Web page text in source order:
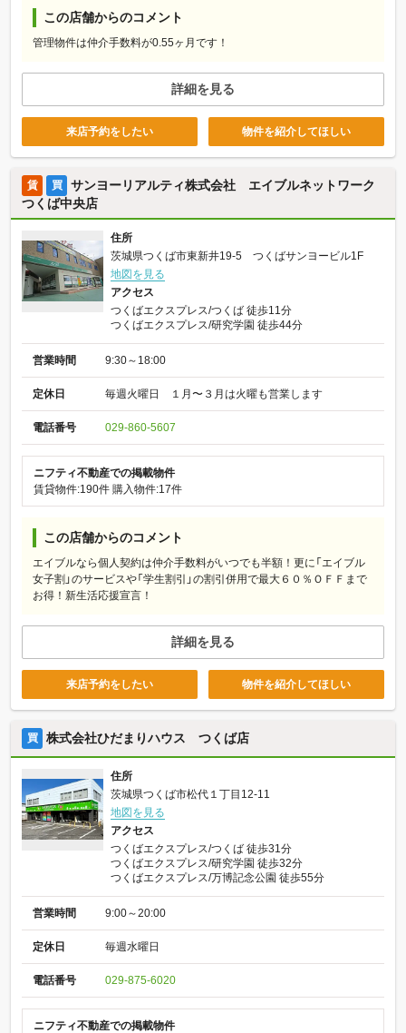
この店舗からのコメント
管理物件は仲介手数料が0.55ヶ月です！
詳細を見る
来店予約をしたい 物件を紹介してほしい
賃 買
サンヨーリアルティ株式会社 エイブルネットワーク
つくば中央店
住所
茨城県つくば市東新井19-5 つくばサンヨービル1F
地図を見る
アクセス
つくばエクスプレス/つくば 徒歩11分
つくばエクスプレス/研究学園 徒歩44分
営業時間 9:30～18:00
定休日 毎週火曜日 １月〜３月は火曜も営業します
電話番号 029-860-5607
ニフティ不動産での掲載物件
賃貸物件:190件 購入物件:17件
この店舗からのコメント
エイブルなら個人契約は仲介手数料がいつでも半額！更に「エイブル
女子割」のサービスや「学生割引」の割引併用で最大６０％ＯＦＦまで
お得！新生活応援宣言！
詳細を見る
来店予約をしたい 物件を紹介してほしい
買 株式会社ひだまりハウス つくば店
住所
茨城県つくば市松代１丁目12-11
地図を見る
アクセス
つくばエクスプレス/つくば 徒歩31分
つくばエクスプレス/研究学園 徒歩32分
つくばエクスプレス/万博記念公園 徒歩55分
営業時間 9:00～20:00
定休日 毎週水曜日
電話番号 029-875-6020
ニフティ不動産での掲載物件